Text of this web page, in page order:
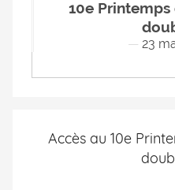
10e Printemps
23
Accès au 10e